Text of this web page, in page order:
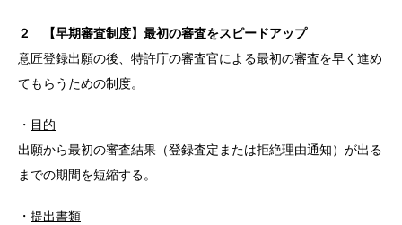
２ 【早期審査制度】最初の審査をスピードアップ
意匠登録出願の後、特許庁の審査官による最初の審査を早く進め
てもらうための制度。
・ 目的
出願から最初の審査結果（登録査定または拒絶理由通知）が出る
までの期間を短縮する。
・ 提出書類